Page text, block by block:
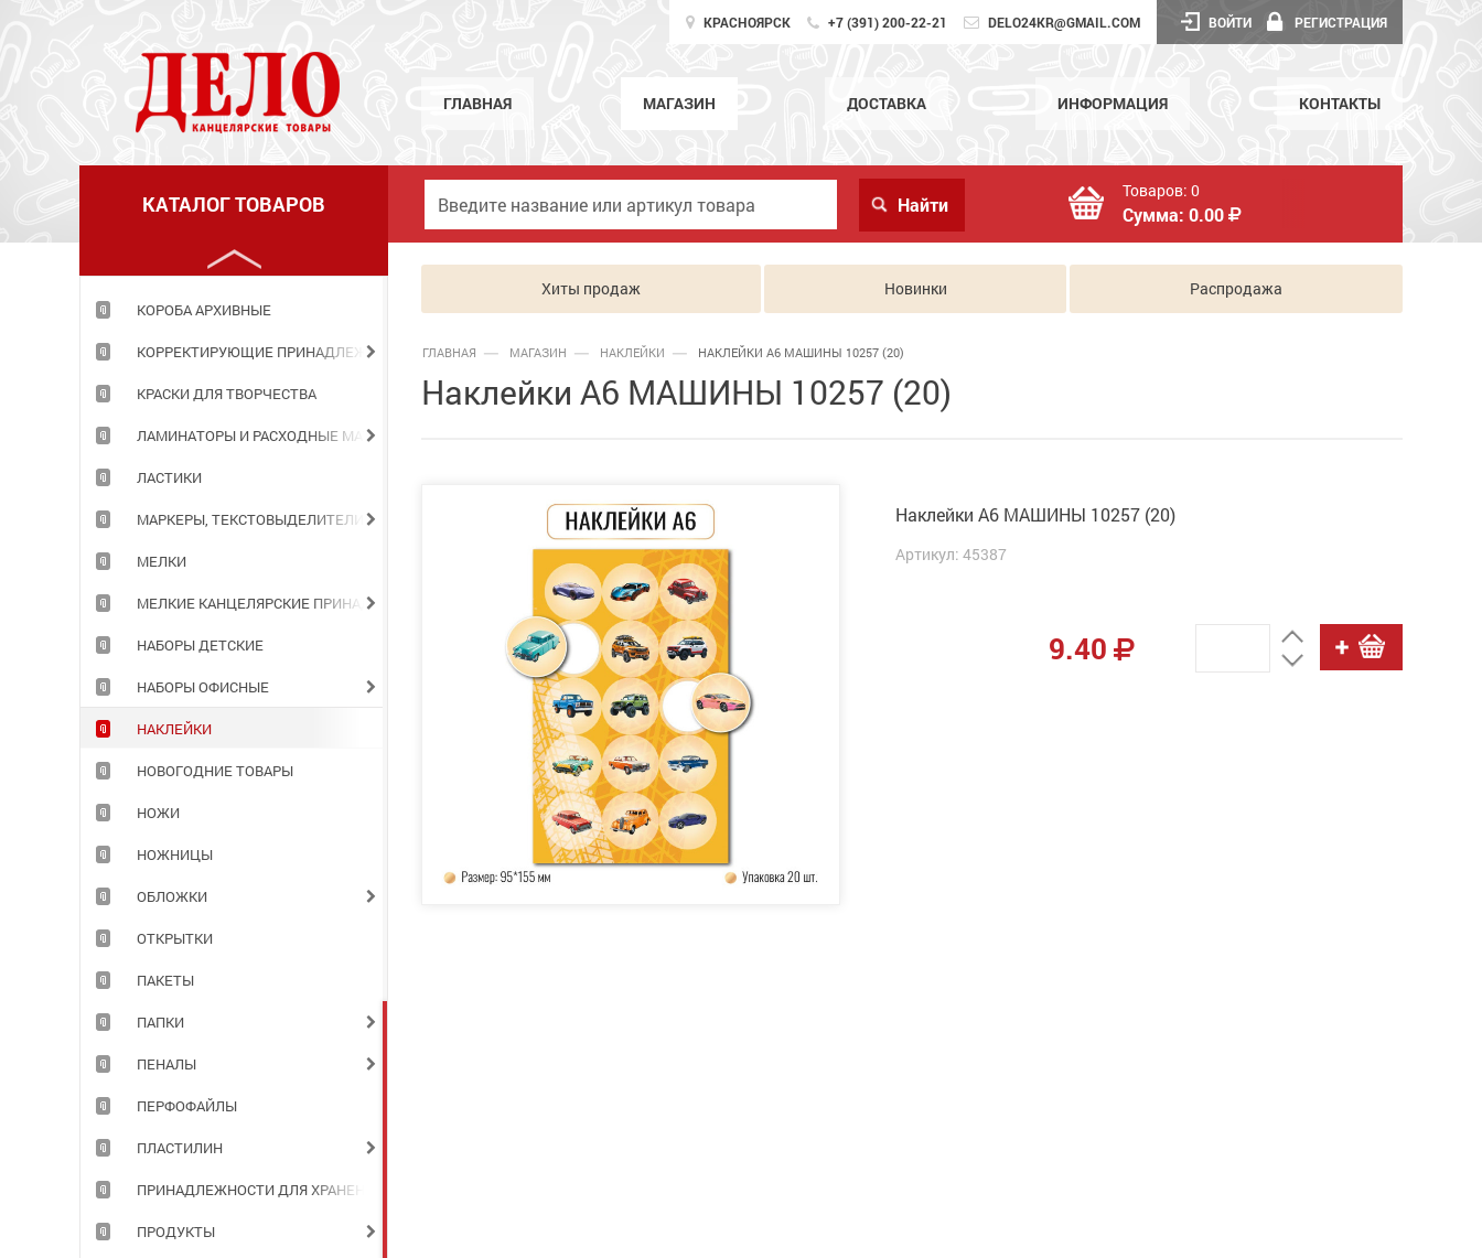
КРАСНОЯРСК +7 (391) 200-22-21 DELO24KR@GMAIL.COM ВОЙТИ РЕГИСТРАЦИЯ
ГЛАВНАЯ МАГАЗИН ДОСТАВКА ИНФОРМАЦИЯ КОНТАКТЫ
КАТАЛОГ ТОВАРОВ
Товаров: 0
Сумма: 0.00
КНИГИ ДЛЯ ЗАПИСЕЙ
КНИЖКИ ДЕТСКИЕ
КОРЗИНЫ ОФИСНЫЕ
КОРОБА АРХИВНЫЕ
КОРРЕКТИРУЮЩИЕ ПРИНАДЛЕЖНОСТИ
КРАСКИ ДЛЯ ТВОРЧЕСТВА
ЛАМИНАТОРЫ И РАСХОДНЫЕ МАТЕРИАЛЫ
ЛАСТИКИ
МАРКЕРЫ, ТЕКСТОВЫДЕЛИТЕЛИ
МЕЛКИ
МЕЛКИЕ КАНЦЕЛЯРСКИЕ ПРИНАДЛЕЖНОСТИ
НАБОРЫ ДЕТСКИЕ
НАБОРЫ ОФИСНЫЕ
НАКЛЕЙКИ
НОВОГОДНИЕ ТОВАРЫ
НОЖИ
НОЖНИЦЫ
ОБЛОЖКИ
ОТКРЫТКИ
ПАКЕТЫ
ПАПКИ
ПЕНАЛЫ
ПЕРФОФАЙЛЫ
ПЛАСТИЛИН
ПРИНАДЛЕЖНОСТИ ДЛЯ ХРАНЕНИЯ ДОКУМЕНТОВ
ПРОДУКТЫ
Хиты продаж Новинки Распродажа
ГЛАВНАЯ МАГАЗИН НАКЛЕЙКИ НАКЛЕЙКИ А6 МАШИНЫ 10257 (20)
Наклейки А6 МАШИНЫ 10257 (20)
Наклейки А6 МАШИНЫ 10257 (20)
Артикул: 45387
9.40